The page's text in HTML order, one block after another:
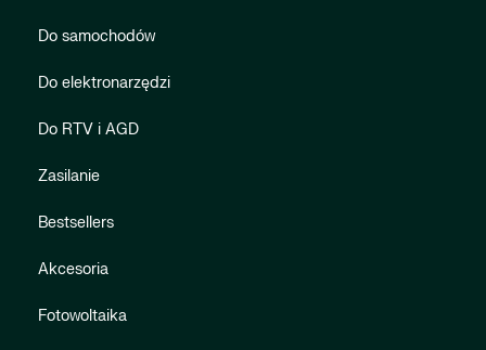
Do samochodów
Do elektronarzędzi
Do RTV i AGD
Zasilanie
Bestsellers
Akcesoria
Fotowoltaika